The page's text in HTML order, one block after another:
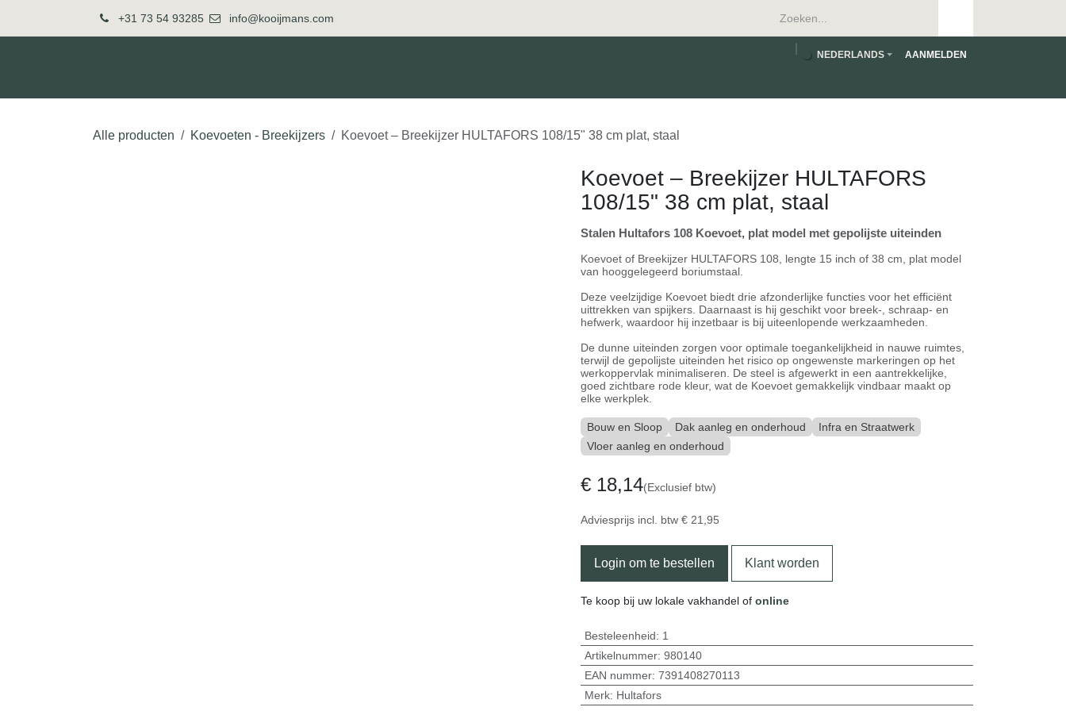
+31 73 54 93285 info@kooijmans.com
NEDERLANDS AANMELDEN
Alle producten Koevoeten - Breekijzers Koevoet – Breekijzer HULTAFORS 108/15" 38 cm plat, staal
Koevoet – Breekijzer HULTAFORS
108/15" 38 cm plat, staal
Stalen Hultafors 108 Koevoet, plat model met gepolijste uiteinden
Koevoet of Breekijzer HULTAFORS 108, lengte 15 inch of 38 cm, plat model
van hooggelegeerd boriumstaal.
Deze veelzijdige Koevoet biedt drie afzonderlijke functies voor het efficiënt
uittrekken van spijkers. Daarnaast is hij geschikt voor breek-, schraap- en
hefwerk, waardoor hij inzetbaar is bij uiteenlopende werkzaamheden.
De dunne uiteinden zorgen voor optimale toegankelijkheid in nauwe ruimtes,
terwijl de gepolijste uiteinden het risico op ongewenste markeringen op het
werkoppervlak minimaliseren. De steel is afgewerkt in een aantrekkelijke,
goed zichtbare rode kleur, wat de Koevoet gemakkelijk vindbaar maakt op
elke werkplek.
Bouw en Sloop Dak aanleg en onderhoud
Infra en Straatwerk
Vloer aanleg en onderhoud
€ 18,14(Exclusief btw)
Adviesprijs incl. btw € 21,95
Login om te bestellen Klant worden
Te koop bij uw lokale vakhandel of online
Besteleenheid: 1
Artikelnummer: 980140
EAN nummer: 7391408270113
Merk: Hultafors